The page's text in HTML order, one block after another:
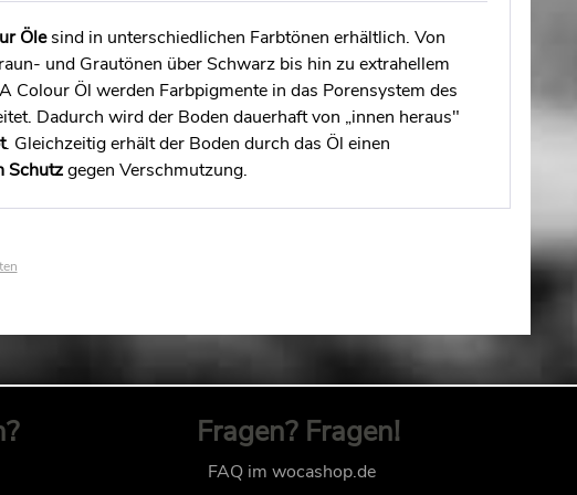
Ölesind in unterschiedlichen Farbtönen erhältlich. Von
und Grautönen über Schwarz bis hin zu extrahellem
Colour Öl werden Farbpigmente in das Porensystem des
Dadurch wird der Boden dauerhaft von „innen heraus"
. Gleichzeitig erhält der Boden durch das Öl einen
Schutzgegen Verschmutzung.
Fragen? Fragen!
FAQ im wocashop.de